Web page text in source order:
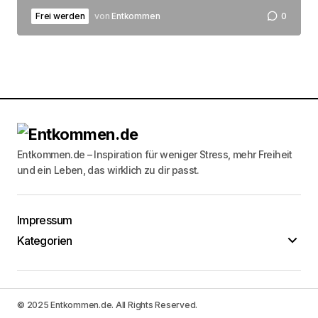
Frei werden von Entkommen 0
Entkommen.de – Inspiration für weniger Stress, mehr Freiheit
und ein Leben, das wirklich zu dir passt.
Impressum
Kategorien
© 2025 Entkommen.de. All Rights Reserved.